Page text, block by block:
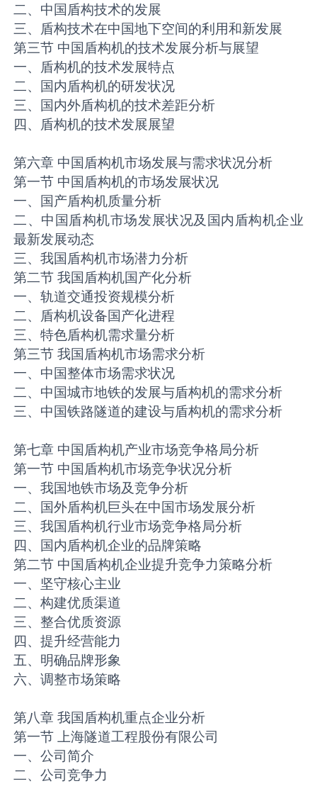
二、中国盾构技术的发展
三、盾构技术在中国地下空间的利用和新发展
第三节 中国盾构机的技术发展分析与展望
一、盾构机的技术发展特点
二、国内盾构机的研发状况
三、国内外盾构机的技术差距分析
四、盾构机的技术发展展望
第六章 中国盾构机市场发展与需求状况分析
第一节 中国盾构机的市场发展状况
一、国产盾构机质量分析
二、中国盾构机市场发展状况及国内盾构机企业
最新发展动态
三、我国盾构机市场潜力分析
第二节 我国盾构机国产化分析
一、轨道交通投资规模分析
二、盾构机设备国产化进程
三、特色盾构机需求量分析
第三节 我国盾构机市场需求分析
一、中国整体市场需求状况
二、中国城市地铁的发展与盾构机的需求分析
三、中国铁路隧道的建设与盾构机的需求分析
第七章 中国盾构机产业市场竞争格局分析
第一节 中国盾构机市场竞争状况分析
一、我国地铁市场及竞争分析
二、国外盾构机巨头在中国市场发展分析
三、我国盾构机行业市场竞争格局分析
四、国内盾构机企业的品牌策略
第二节 中国盾构机企业提升竞争力策略分析
一、坚守核心主业
二、构建优质渠道
三、整合优质资源
四、提升经营能力
五、明确品牌形象
六、调整市场策略
第八章 我国盾构机重点企业分析
第一节 上海隧道工程股份有限公司
一、公司简介
二、公司竞争力